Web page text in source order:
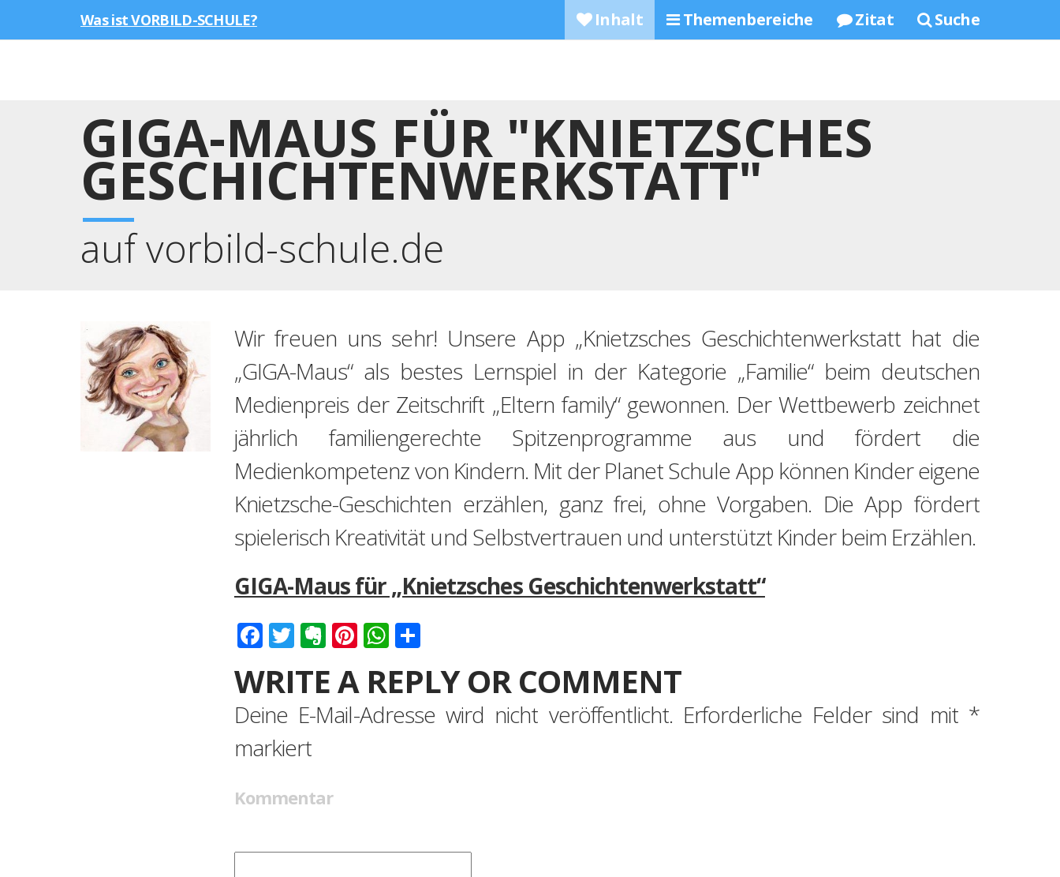
Was ist VORBILD-SCHULE? Inhalt Themenbereiche Zitat Suche
GIGA-MAUS FÜR "KNIETZSCHES
GESCHICHTENWERKSTATT"
auf vorbild-schule.de
Wir freuen uns sehr! Unsere App „Knietzsches Geschichtenwerkstatt hat die
„GIGA-Maus“ als bestes Lernspiel in der Kategorie „Familie“ beim deutschen
Medienpreis der Zeitschrift „Eltern family“ gewonnen. Der Wettbewerb zeichnet
jährlich familiengerechte Spitzenprogramme aus und fördert die
Medienkompetenz von Kindern. Mit der Planet Schule App können Kinder eigene
Knietzsche-Geschichten erzählen, ganz frei, ohne Vorgaben. Die App fördert
spielerisch Kreativität und Selbstvertrauen und unterstützt Kinder beim Erzählen.
GIGA-Maus für „Knietzsches Geschichtenwerkstatt“
Facebook
Twitter
Evernote
Pinterest
WhatsApp
WRITE A REPLY OR COMMENT
Deine E-Mail-Adresse wird nicht veröffentlicht. Erforderliche Felder sind mit *
markiert
Kommentar